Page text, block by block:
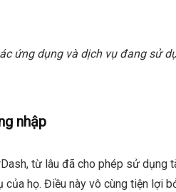
ứng dụng và dịch vụ đang sử
nhập
từ lâu đã cho phép sử dụng
họ. Điều này vô cùng tiện lợi